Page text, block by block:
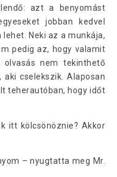
azt a benyomást
jobban kedvel
Neki az a munkája,
pedig az, hogy valamit
olvasás nem tekinthető
aki cselekszik. Alaposan
teherautóban, hogy időt
itt kölcsönöznie? Akkor
– nyugtatta meg Mr.